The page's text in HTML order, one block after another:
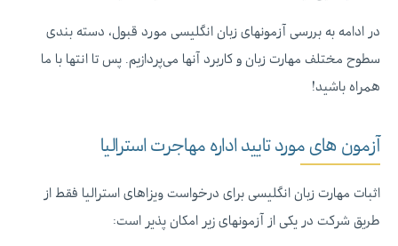
در ادامه به بررسی آزمونهای زبان انگلیسی مورد قبول، دسته بندی
سطوح مختلف مهارت زبان و کاربرد آنها می‌پردازیم. پس تا انتها با ما
همراه باشید!
آزمون های مورد تایید اداره مهاجرت استرالیا
اثبات مهارت زبان انگلیسی برای درخواست ویزاهای استرالیا فقط از
طریق شرکت در یکی از آزمونهای زیر امکان پذیر است: